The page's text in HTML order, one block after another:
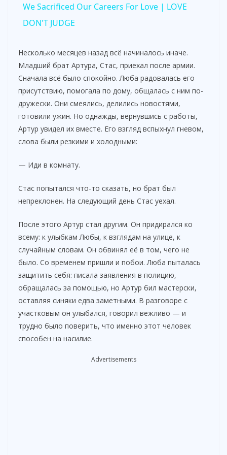
y
V
i
d
o
We Sacrificed Our Careers For Love | LOVE
DON'T JUDGE
Несколько месяцев назад всё начиналось иначе.
Младший брат Артура, Стас, приехал после армии.
Сначала всё было спокойно. Люба радовалась его
присутствию, помогала по дому, общалась с ним по-
дружески. Они смеялись, делились новостями,
готовили ужин. Но однажды, вернувшись с работы,
Артур увидел их вместе. Его взгляд вспыхнул гневом,
слова были резкими и холодными:
— Иди в комнату.
Стас попытался что-то сказать, но брат был
непреклонен. На следующий день Стас уехал.
После этого Артур стал другим. Он придирался ко
всему: к улыбкам Любы, к взглядам на улице, к
случайным словам. Он обвинял её в том, чего не
было. Со временем пришли и побои. Люба пыталась
защитить себя: писала заявления в полицию,
обращалась за помощью, но Артур бил мастерски,
оставляя синяки едва заметными. В разговоре с
участковым он улыбался, говорил вежливо — и
трудно было поверить, что именно этот человек
способен на насилие.
Advertisements